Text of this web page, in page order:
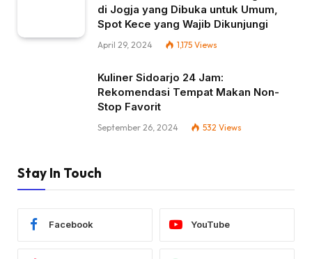
di Jogja yang Dibuka untuk Umum,
Spot Kece yang Wajib Dikunjungi
April 29, 2024 1,175 Views
Kuliner Sidoarjo 24 Jam:
Rekomendasi Tempat Makan Non-
Stop Favorit
September 26, 2024 532 Views
Stay In Touch
Facebook YouTube